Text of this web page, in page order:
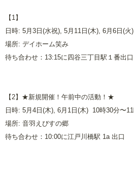
【1】
日時: 5月3日(水祝), 5月11日(木), 6月6日(
場所: デイホーム笑み
待ち合わせ：13:15に四谷三丁目駅１番出口
【2】★新規開催！午前中の活動！★
日時: 5月4日(木), 6月1日(木) 10時30分〜
場所: 音羽えびすの郷
待ち合わせ：10:00に江戸川橋駅 1a 出口